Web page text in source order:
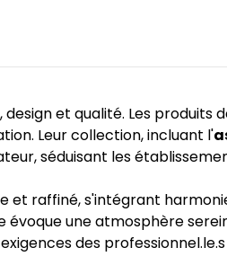
et qualité. Les produits
Leur collection, incluant l'
séduisant les
et raffiné, s'intégrant
une atmosphère
des